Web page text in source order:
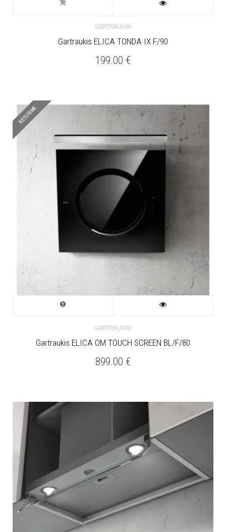
GARTRAUKIAI
Gartraukis ELICA TONDA IX F/90
199.00 €
NETURIME
GARTRAUKIAI
Gartraukis ELICA OM TOUCH SCREEN BL/F/80
899.00 €